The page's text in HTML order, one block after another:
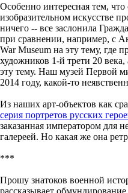
Особенно интересная тем,
изобразительном искусстве
ничего -- все заслонила
при сравнении, например, с
War Museum на эту тему, где
художников 1-й трети 20
эту тему. Наш музей Первой
2014 году, какой-то
Из наших арт-объектов как
серия портретов русских
заказанная императором для
галереей. Но какая же она
***
Прошу знатоков военной
рассказывает